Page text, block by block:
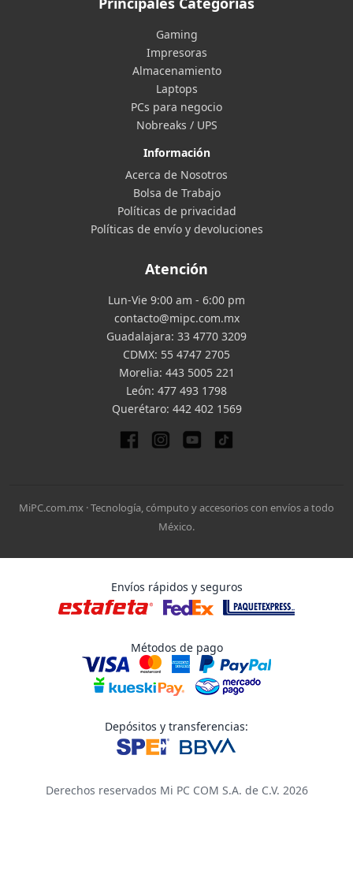
Gaming
Impresoras
Almacenamiento
Laptops
PCs para negocio
Nobreaks / UPS
Información
Acerca de Nosotros
Bolsa de Trabajo
Políticas de privacidad
Políticas de envío y devoluciones
Atención
Lun-Vie 9:00 am - 6:00 pm
contacto@mipc.com.mx
Guadalajara: 33 4770 3209
CDMX: 55 4747 2705
Morelia: 443 5005 221
León: 477 493 1798
Querétaro: 442 402 1569
MiPC.com.mx · Tecnología, cómputo y accesorios con envíos a todo
México.
Envíos rápidos y seguros
Métodos de pago
Depósitos y transferencias:
Derechos reservados Mi PC COM S.A. de C.V. 2026